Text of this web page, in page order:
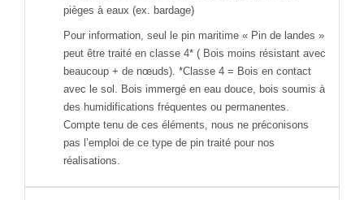
pièges à eaux (ex. bardage)
Pour information, seul le pin maritime « Pin de landes »
peut être traité en classe 4* ( Bois moins résistant avec
beaucoup + de nœuds). *Classe 4 = Bois en contact
avec le sol. Bois immergé en eau douce, bois soumis à
des humidifications fréquentes ou permanentes.
Compte tenu de ces éléments, nous ne préconisons
pas l’emploi de ce type de pin traité pour nos
réalisations.